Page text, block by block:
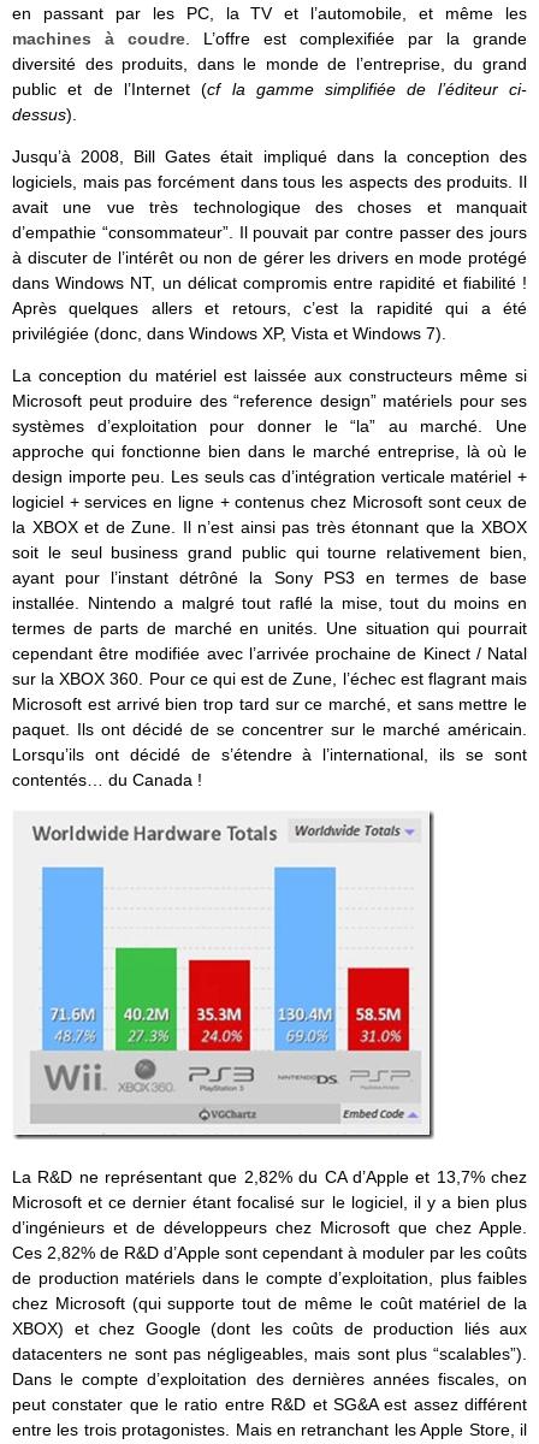
en passant par les PC, la TV et l’automobile, et même les
machines à coudre . L’offre est complexifiée par la grande
diversité des produits, dans le monde de l’entreprise, du grand
public et de l’Internet (cf la gamme simplifiée de l’éditeur ci-
dessus).
Jusqu’à 2008, Bill Gates était impliqué dans la conception des
logiciels, mais pas forcément dans tous les aspects des produits. Il
avait une vue très technologique des choses et manquait
d’empathie “consommateur”. Il pouvait par contre passer des jours
à discuter de l’intérêt ou non de gérer les drivers en mode protégé
dans Windows NT, un délicat compromis entre rapidité et fiabilité !
Après quelques allers et retours, c’est la rapidité qui a été
privilégiée (donc, dans Windows XP, Vista et Windows 7).
La conception du matériel est laissée aux constructeurs même si
Microsoft peut produire des “reference design” matériels pour ses
systèmes d’exploitation pour donner le “la” au marché. Une
approche qui fonctionne bien dans le marché entreprise, là où le
design importe peu. Les seuls cas d’intégration verticale matériel +
logiciel + services en ligne + contenus chez Microsoft sont ceux de
la XBOX et de Zune. Il n’est ainsi pas très étonnant que la XBOX
soit le seul business grand public qui tourne relativement bien,
ayant pour l’instant détrôné la Sony PS3 en termes de base
installée. Nintendo a malgré tout raflé la mise, tout du moins en
termes de parts de marché en unités. Une situation qui pourrait
cependant être modifiée avec l’arrivée prochaine de Kinect / Natal
sur la XBOX 360. Pour ce qui est de Zune, l’échec est flagrant mais
Microsoft est arrivé bien trop tard sur ce marché, et sans mettre le
paquet. Ils ont décidé de se concentrer sur le marché américain.
Lorsqu’ils ont décidé de s’étendre à l’international, ils se sont
contentés… du Canada !
La R&D ne représentant que 2,82% du CA d’Apple et 13,7% chez
Microsoft et ce dernier étant focalisé sur le logiciel, il y a bien plus
d’ingénieurs et de développeurs chez Microsoft que chez Apple.
Ces 2,82% de R&D d’Apple sont cependant à moduler par les coûts
de production matériels dans le compte d’exploitation, plus faibles
chez Microsoft (qui supporte tout de même le coût matériel de la
XBOX) et chez Google (dont les coûts de production liés aux
datacenters ne sont pas négligeables, mais sont plus “scalables”).
Dans le compte d’exploitation des dernières années fiscales, on
peut constater que le ratio entre R&D et SG&A est assez différent
entre les trois protagonistes. Mais en retranchant les Apple Store, il